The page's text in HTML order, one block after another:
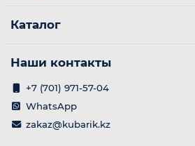
Каталог
Наши контакты
+7 (701) 971-57-04
WhatsApp
zakaz@kubarik.kz